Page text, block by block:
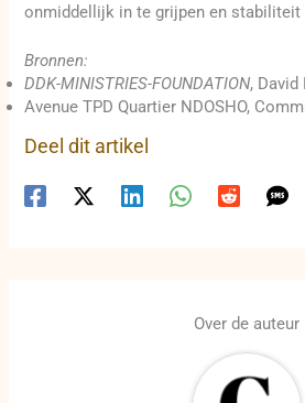
onmiddellijk in te grijpen en stabiliteit
Bronnen:
DDK-MINISTRIES-FOUNDATION, David
Avenue TPD Quartier NDOSHO,
Deel dit artikel
Over de auteur